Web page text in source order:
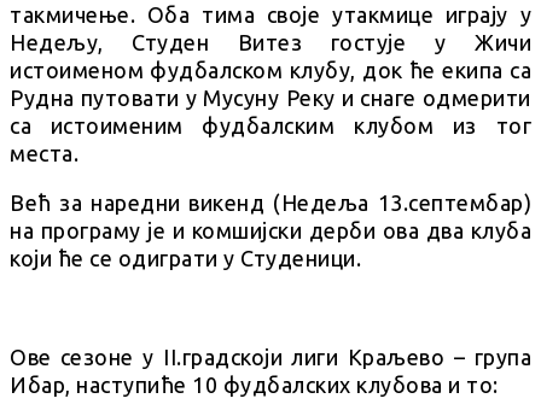
такмичење. Оба тима своје утакмице играју у
Недељу, Студен Витез гостује у Жичи
истоименом фудбалском клубу, док ће екипа са
Рудна путовати у Мусуну Реку и снаге одмерити
са истоименим фудбалским клубом из тог
места.
Већ за наредни викенд (Недеља 13.септембар)
на програму је и комшијски дерби ова два клуба
који ће се одиграти у Студеници.
Ове сезоне у II.градскоји лиги Краљево – група
Ибар, наступиће 10 фудбалских клубова и то: